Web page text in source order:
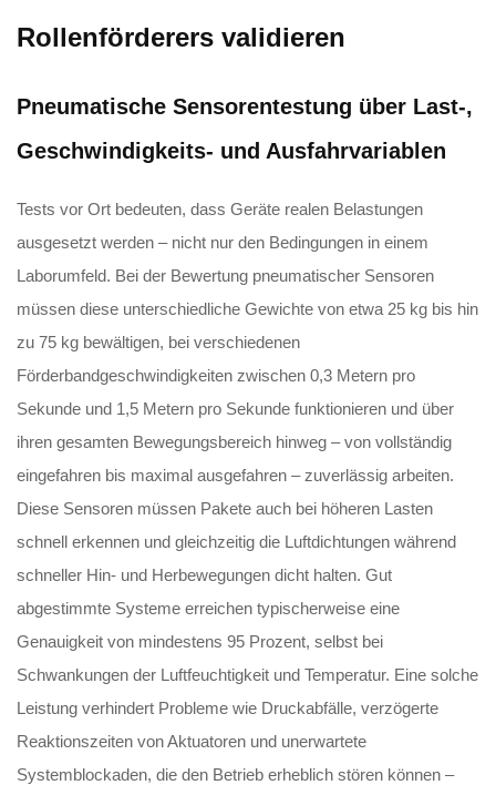
Rollenförderers validieren
Pneumatische Sensorentestung über Last-,
Geschwindigkeits- und Ausfahrvariablen
Tests vor Ort bedeuten, dass Geräte realen Belastungen
ausgesetzt werden – nicht nur den Bedingungen in einem
Laborumfeld. Bei der Bewertung pneumatischer Sensoren
müssen diese unterschiedliche Gewichte von etwa 25 kg bis hin
zu 75 kg bewältigen, bei verschiedenen
Förderbandgeschwindigkeiten zwischen 0,3 Metern pro
Sekunde und 1,5 Metern pro Sekunde funktionieren und über
ihren gesamten Bewegungsbereich hinweg – von vollständig
eingefahren bis maximal ausgefahren – zuverlässig arbeiten.
Diese Sensoren müssen Pakete auch bei höheren Lasten
schnell erkennen und gleichzeitig die Luftdichtungen während
schneller Hin- und Herbewegungen dicht halten. Gut
abgestimmte Systeme erreichen typischerweise eine
Genauigkeit von mindestens 95 Prozent, selbst bei
Schwankungen der Luftfeuchtigkeit und Temperatur. Eine solche
Leistung verhindert Probleme wie Druckabfälle, verzögerte
Reaktionszeiten von Aktuatoren und unerwartete
Systemblockaden, die den Betrieb erheblich stören können –